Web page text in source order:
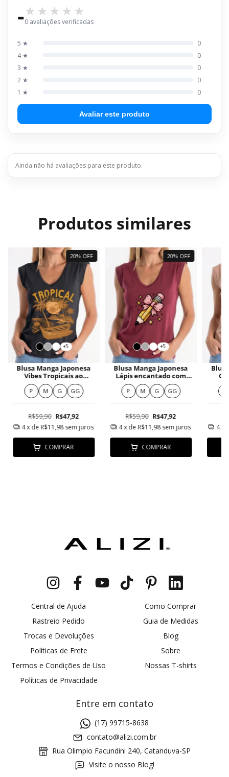
-0 avaliações verificadas
5 ★
0
4 ★
0
3 ★
0
2 ★
0
1 ★
0
Avaliar este produto
Ainda não há avaliações para este produto.
Produtos similares
20% OFF
+5
Blusa Manga Japonesa
Vibes Tropicais ao
Entardecer
P M G GG
R$59,90 R$47,92
4x de R$11,98 sem juros
COMPRAR
20% OFF
+5
Blusa Manga Japonesa
Lápis encantado com
laço
P M G GG
R$59,90 R$47,92
4x de R$11,98sem juros
COMPRAR
4
Central de Ajuda
Rastreio Pedido
Trocas e Devoluções
Políticas de Frete
Termos e Condições de Uso
Políticas de Privacidade
Como Comprar
Guia de Medidas
Blog
Sobre
Nossas T-shirts
Entre em contato
(17) 99715-8638
contato@alizi.com.br
Rua Olimpio Facundini 240, Catanduva-SP
Visite o nosso Blog!